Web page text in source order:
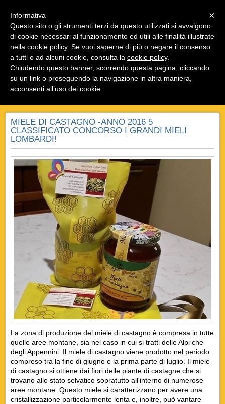
Apicoltura L' Ape Gaia
Miele e prodotti dell' alveare del Sebino e della
Vallecamonica
MIELE DI CASTAGNO
MIELE DI CASTAGNO -ANNO 2016 5
CLASSIFICATO CONCORSO I GRANDI MIELI
LOMBARDI!
La zona di produzione del miele di castagno è compresa in tutte
quelle aree montane, sia nel caso in cui si tratti delle Alpi che
degli Appennini. Il miele di castagno viene prodotto nel periodo
compreso tra la fine di giugno e la prima parte di luglio. Il miele
di castagno si ottiene dai fiori delle piante di castagne che si
trovano allo stato selvatico sopratutto all'interno di numerose
aree montane. Questo miele si caratterizzano per avere una
cristallizzazione particolarmente lenta e, inoltre, può vantare
×
Informativa
Questo sito o gli strumenti terzi da questo utilizzati si avvalgono
di cookie necessari al funzionamento ed utili alle finalità illustrate
nella cookie policy. Se vuoi saperne di più o negare il consenso
a tutti o ad alcuni cookie, consulta la cookie policy.
Chiudendo questo banner, scorrendo questa pagina, cliccando
su un link o proseguendo la navigazione in altra maniera,
acconsenti all’uso dei cookie.